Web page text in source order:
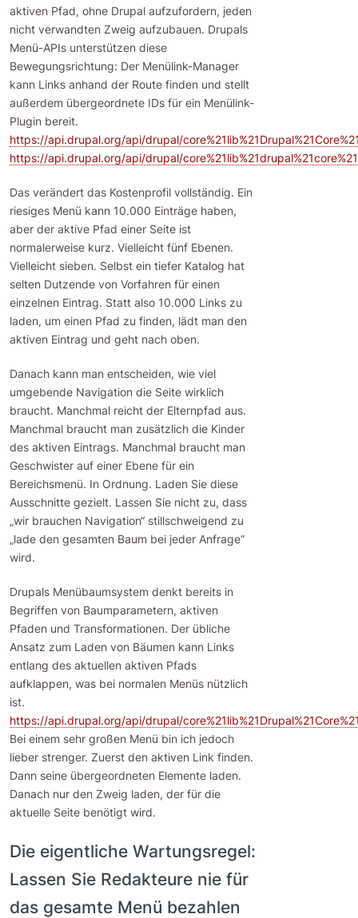
aktiven Pfad, ohne Drupal aufzufordern, jeden
nicht verwandten Zweig aufzubauen. Drupals
Menü-APIs unterstützen diese
Bewegungsrichtung: Der Menülink-Manager
kann Links anhand der Route finden und stellt
außerdem übergeordnete IDs für ein Menülink-
Plugin bereit.
https://api.drupal.org/api/drupal/
https://api.drupal.org/api/drupal/
Das verändert das Kostenprofil vollständig. Ein
riesiges Menü kann 10.000 Einträge haben,
aber der aktive Pfad einer Seite ist
normalerweise kurz. Vielleicht fünf Ebenen.
Vielleicht sieben. Selbst ein tiefer Katalog hat
selten Dutzende von Vorfahren für einen
einzelnen Eintrag. Statt also 10.000 Links zu
laden, um einen Pfad zu finden, lädt man den
aktiven Eintrag und geht nach oben.
Danach kann man entscheiden, wie viel
umgebende Navigation die Seite wirklich
braucht. Manchmal reicht der Elternpfad aus.
Manchmal braucht man zusätzlich die Kinder
des aktiven Eintrags. Manchmal braucht man
Geschwister auf einer Ebene für ein
Bereichsmenü. In Ordnung. Laden Sie diese
Ausschnitte gezielt. Lassen Sie nicht zu, dass
„wir brauchen Navigation“ stillschweigend zu
„lade den gesamten Baum bei jeder Anfrage“
wird.
Drupals Menübaumsystem denkt bereits in
Begriffen von Baumparametern, aktiven
Pfaden und Transformationen. Der übliche
Ansatz zum Laden von Bäumen kann Links
entlang des aktuellen aktiven Pfads
aufklappen, was bei normalen Menüs nützlich
ist.
https://api.drupal.org/api/drupal/
Bei einem sehr großen Menü bin ich jedoch
lieber strenger. Zuerst den aktiven Link finden.
Dann seine übergeordneten Elemente laden.
Danach nur den Zweig laden, der für die
aktuelle Seite benötigt wird.
Die eigentliche Wartungsregel:
Lassen Sie Redakteure nie für
das gesamte Menü bezahlen